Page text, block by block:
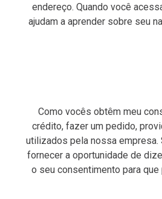
endereço. Quando você
ajudam a aprender sobre seu
Como vocês obtêm meu
crédito, fazer um pedido,
utilizados pela nossa empresa.
fornecer a oportunidade de
o seu consentimento para